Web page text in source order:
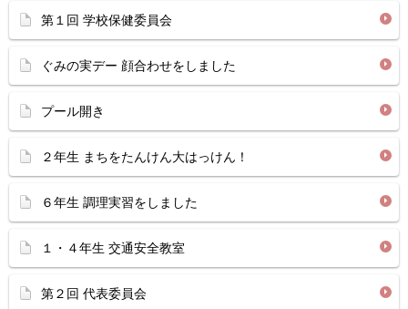
第１回 学校保健委員会
ぐみの実デー 顔合わせをしました
プール開き
２年生 まちをたんけん大はっけん！
６年生 調理実習をしました
１・４年生 交通安全教室
第２回 代表委員会